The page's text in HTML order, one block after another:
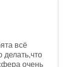
всё
делать,что
очень